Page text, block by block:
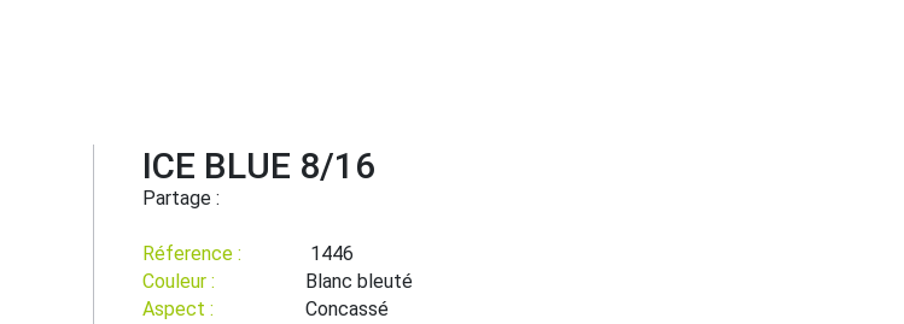
ICE BLUE 8/16
Partage :
Réference :
1446
Couleur :
Blanc bleuté
Aspect :
Concassé